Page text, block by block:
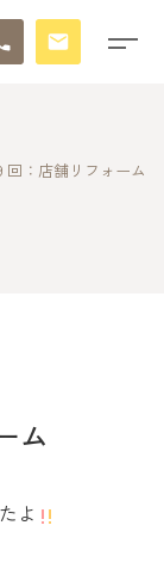
回：店舗リフォーム
ム
よ